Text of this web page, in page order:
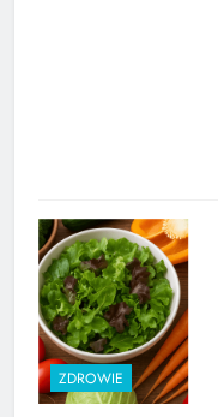
ZDROWIE